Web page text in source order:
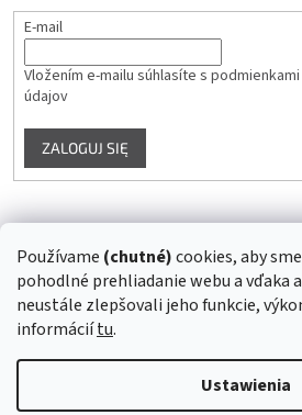
Používame (chutné)cookies, aby
pohodlné prehliadanie webu a vďaka
neustále zlepšovali jeho funkcie,
informáciítu.
Ustawienia
E-mail
Vložením e-mailu súhlasíte s
údajov
ZALOGUJ SIĘ
Śledź na Instagramie